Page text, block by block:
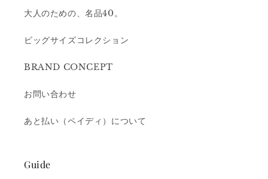
大人のための、名品40。
ビッグサイズコレクション
BRAND CONCEPT
お問い合わせ
あと払い（ペイディ）について
Guide